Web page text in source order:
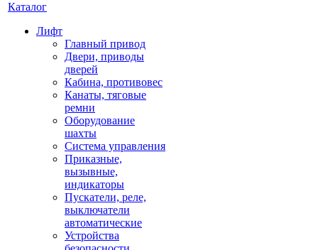
Каталог
Лифт
Главный привод
Двери, приводы
дверей
Кабина, противовес
Канаты, тяговые
ремни
Оборудование
шахты
Система управления
Приказные,
вызывные,
индикаторы
Пускатели, реле,
выключатели
автоматические
Устройства